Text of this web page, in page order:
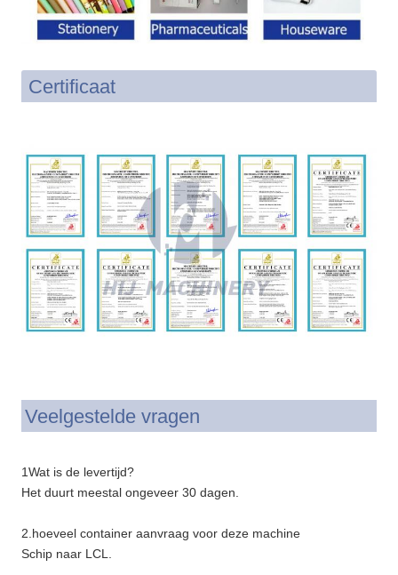
Certificaat
Veelgestelde vragen
1Wat is de levertijd?
Het duurt meestal ongeveer 30 dagen.
2.hoeveel container aanvraag voor deze machine
Schip naar LCL.